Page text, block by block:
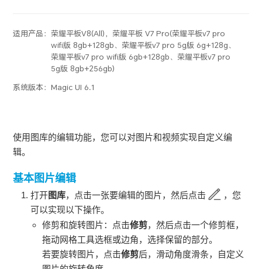
适用产品： 荣耀平板V8(All)，荣耀平板 V7 Pro(荣耀平板v7 pro
wifi版 8gb+128gb、荣耀平板v7 pro 5g版 6g+128g、
荣耀平板v7 pro wifi版 6gb+128gb、荣耀平板v7 pro
5g版 8gb+256gb)
系统版本：Magic UI 6.1
使用图库的编辑功能，您可以对图片和视频实现自定义编
辑。
基本图片编辑
打开图库，点击一张要编辑的图片，然后点击
，您
可以实现以下操作。
修剪和旋转图片：点击修剪，然后点击一个修剪框，
拖动网格工具选框或边角，选择保留的部分。
若要旋转图片，点击修剪后，滑动角度滑条，自定义